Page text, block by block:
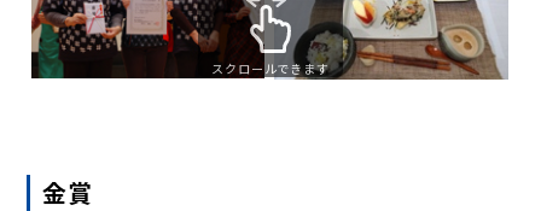
スクロールできます
金賞